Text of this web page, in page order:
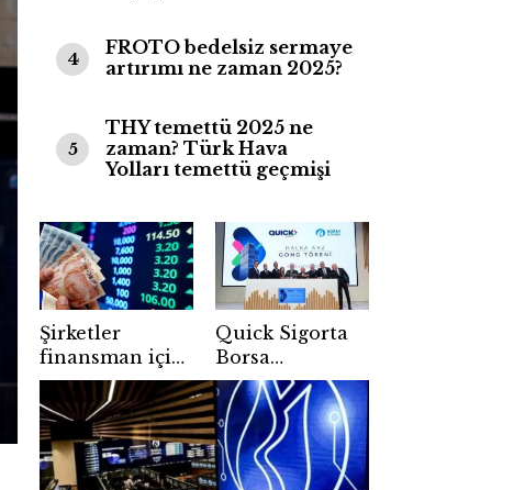
4
FROTO bedelsiz sermaye
artırımı ne zaman 2025?
5
THY temettü 2025 ne
zaman? Türk Hava
Yolları temettü geçmişi
Şirketler
finansman için
rotayı borsaya
çevirdi! Halka
arzlarda yeni
dönem
Quick Sigorta
Borsa
İstanbul’da
işlem görmeye
başladı